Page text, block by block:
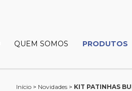
QUEM SOMOS PRODUTOS
Início > Novidades > KIT PATINHAS